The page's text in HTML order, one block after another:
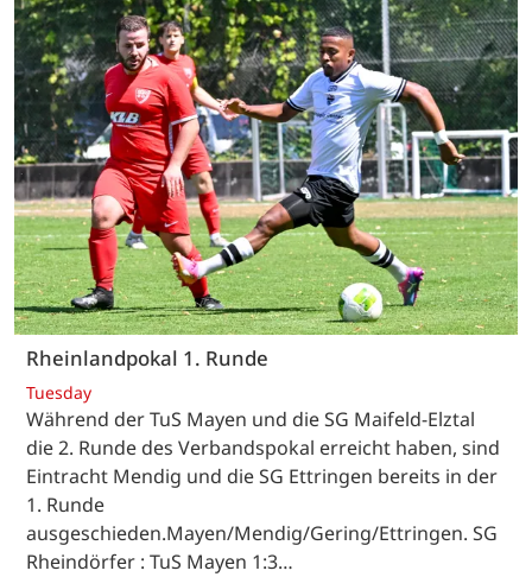
Rheinlandpokal 1. Runde
Tuesday
Während der TuS Mayen und die SG Maifeld-Elztal
die 2. Runde des Verbandspokal erreicht haben, sind
Eintracht Mendig und die SG Ettringen bereits in der
1. Runde
ausgeschieden.Mayen/Mendig/Gering/Ettringen. SG
Rheindörfer : TuS Mayen 1:3…